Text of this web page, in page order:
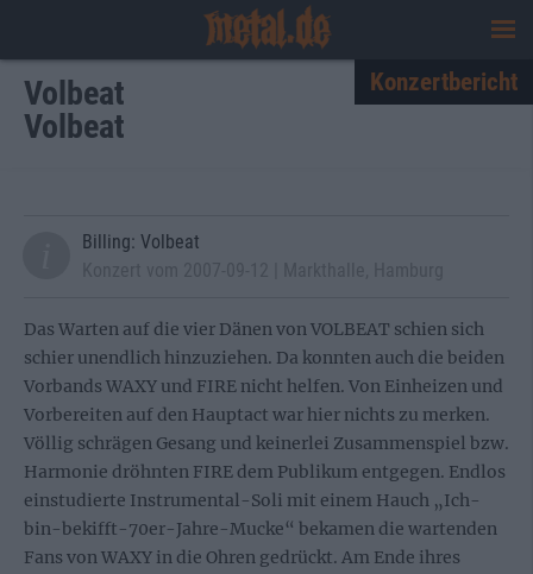
Volbeat
Volbeat
Konzertbericht
Billing: Volbeat
Das Warten auf die vier Dänen von VOLBEAT schien sich
schier unendlich hinzuziehen. Da konnten auch die beiden
Vorbands WAXY und FIRE nicht helfen. Von Einheizen und
Vorbereiten auf den Hauptact war hier nichts zu merken.
Völlig schrägen Gesang und keinerlei Zusammenspiel bzw.
Harmonie dröhnten FIRE dem Publikum entgegen. Endlos
einstudierte Instrumental-Soli mit einem Hauch „Ich-
bin-bekifft-70er-Jahre-Mucke“ bekamen die wartenden
Fans von WAXY in die Ohren gedrückt. Am Ende ihres